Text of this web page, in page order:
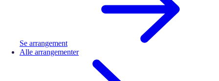
Se arrangement
Alle arrangementer